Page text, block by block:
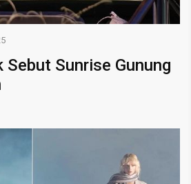
Sebut Sunrise Gunung